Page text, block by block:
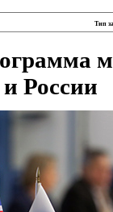
Тип
России